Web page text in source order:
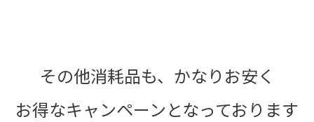
その他消耗品も、かなりお安く
お得なキャンペーンとなっております